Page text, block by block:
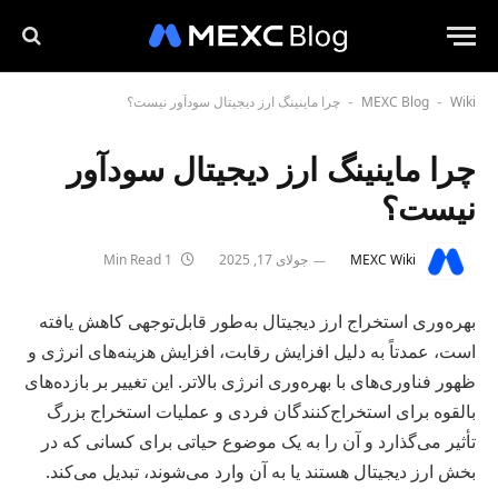
MEXC Blog - Wiki
- چرا ماینینگ ارز دیجیتال سودآور نیست؟
چرا ماینینگ ارز دیجیتال سودآور
نیست؟
MEXC Wiki جولای 17, 2025
بهره‌وری استخراج ارز دیجیتال به‌طور قابل‌توجهی کاهش یافته
است، عمدتاً به دلیل افزایش رقابت، افزایش هزینه‌های انرژی و
ظهور فناوری‌های با بهره‌وری انرژی بالاتر. این تغییر بر بازده‌های
بالقوه برای استخراج‌کنندگان فردی و عملیات استخراج بزرگ
تأثیر می‌گذارد و آن را به یک موضوع حیاتی برای کسانی که در
بخش ارز دیجیتال هستند یا به آن وارد می‌شوند، تبدیل می‌کند.